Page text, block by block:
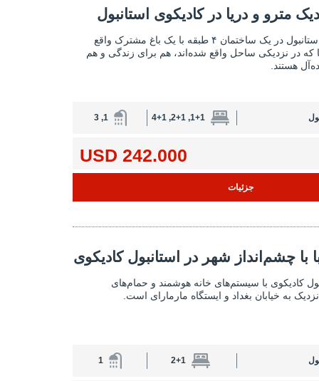
آپارتمان‌های نزدیک مترو و دریا در و دریا در کادیکوی استانبول 2
مترو و دریا در کادیکوی استانبول
آپارتمان‌های کادیکوی استانبول در یک ساختمان ۴ طبقه با یک باغ مشترک واقع
که در نزدیکی ساحل واقع شده‌اند، هم برای زندگی و هم
هستند.
1+1, 2+1, 4+1
1, 3
242.000 USD
جزئیات
آپارتمان‌های زیبا با چشم‌انداز شهر در شهر در استانبول کادیکوی 2
با چشم‌انداز شهر در استانبول کادیکوی
کادیکوی با سیستم‌های خانه هوشمند و حمام‌های
به خیابان بغداد و ایستگاه مارمارای است.
2+1
1